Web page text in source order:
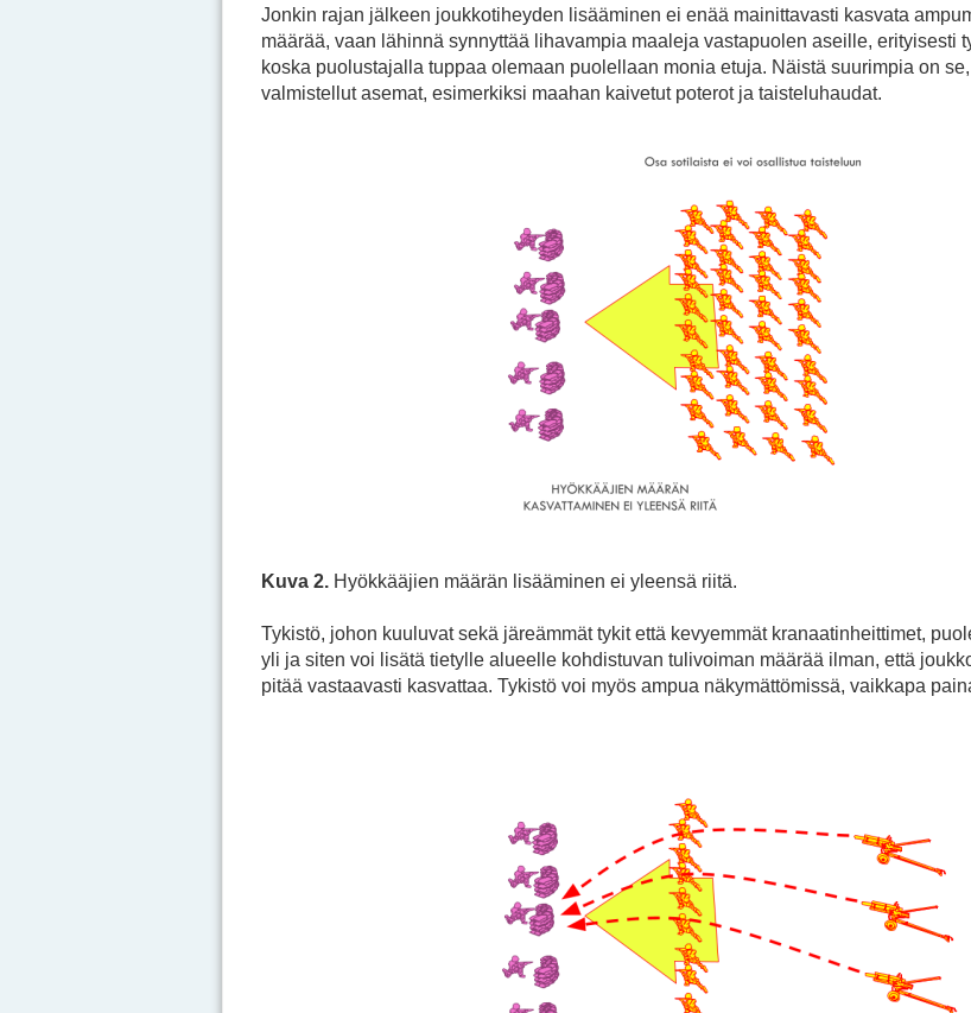
Jonkin rajan jälkeen joukkotiheyden lisääminen ei enää mainittavasti kasvata
määrää, vaan lähinnä synnyttää lihavampia maaleja vastapuolen aseille, erityisesti
koska puolustajalla tuppaa olemaan puolellaan monia etuja. Näistä suurimpia on
valmistellut asemat, esimerkiksi maahan kaivetut poterot ja taisteluhaudat.
Kuva 2. Hyökkääjien määrän lisääminen ei yleensä riitä.
Tykistö, johon kuuluvat sekä järeämmät tykit että kevyemmät kranaatinheittimet,
yli ja siten voi lisätä tietylle alueelle kohdistuvan tulivoiman määrää ilman, että
pitää vastaavasti kasvattaa. Tykistö voi myös ampua näkymättömissä, vaikkapa